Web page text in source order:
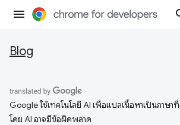
Blog
Google ใช้เทคโนโลยี AI เพื่อแปลเนื้อหาเป็นภาษ
โดย AI อาจมีข้อผิดพลาด